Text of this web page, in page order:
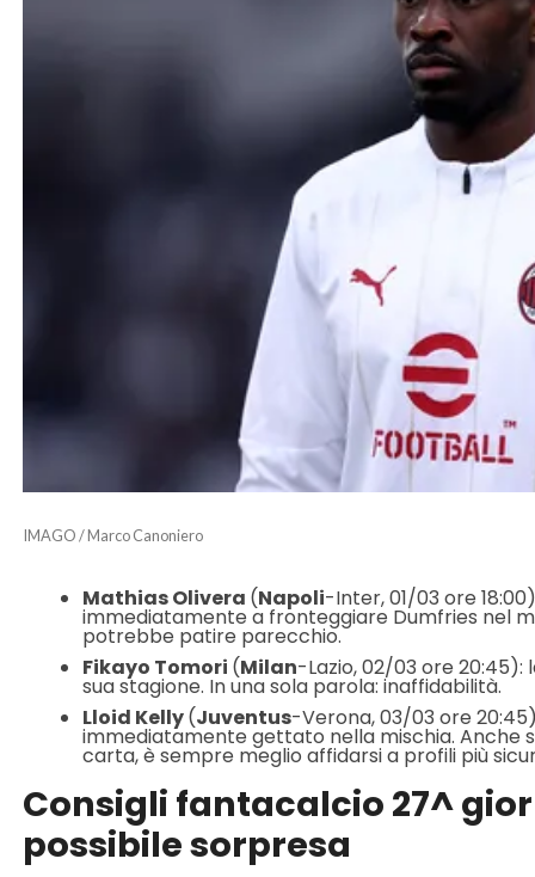
IMAGO / Marco Canoniero
Mathias Olivera (Napoli-Inter, 01/03 ore
immediatamente a fronteggiare Dumfries nel
potrebbe patire parecchio.
Fikayo Tomori (Milan-Lazio, 02/03 ore 20:45):
sua stagione. In una sola parola: inaffidabilità.
Lloid Kelly(Juventus-Verona, 03/03 ore
immediatamente gettato nella mischia. Anche
carta, è sempre meglio affidarsi a profili più
Consigli fantacalcio 27^
possibile sorpresa